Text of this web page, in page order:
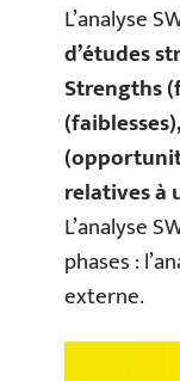
L’analyse
d’études
Strengths
relatives à
L’analyse
phases :
externe.